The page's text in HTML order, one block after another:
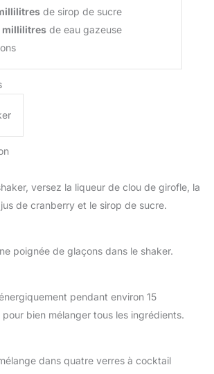
de sirop de sucre
millilitres de eau gazeuse
versez la liqueur de clou de girofle, la
de cranberry et le sirop de sucre.
poignée de glaçons dans le shaker.
pendant environ 15
pour bien mélanger tous les ingrédients.
dans quatre verres à cocktail